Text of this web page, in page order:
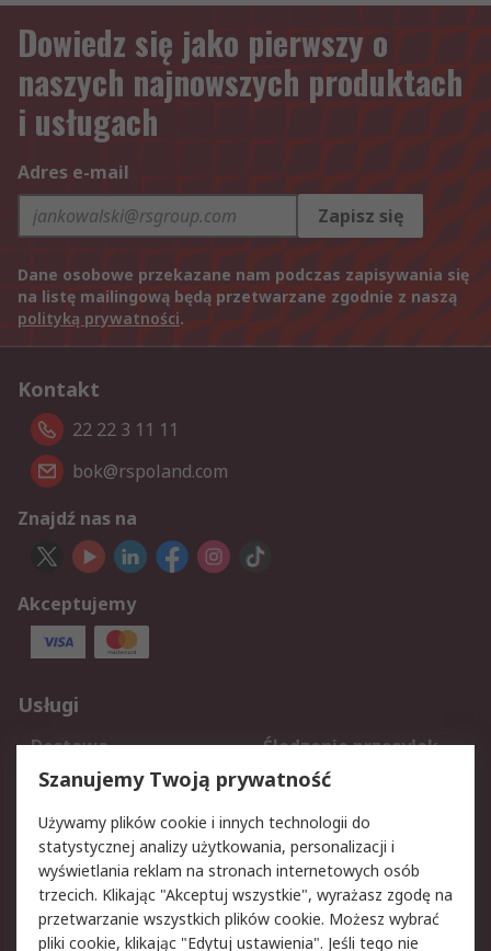
Dowiedz się jako pierwszy o
naszych najnowszych produktach
i usługach
Adres e-mail
Zapisz się
Dane osobowe przekazane nam podczas zapisywania się
na listę mailingową będą przetwarzane zgodnie z naszą
polityką prywatności.
Kontakt
22 22 3 11 11
bok@rspoland.com
Znajdź nas na
Akceptujemy
Usługi
Dostawa
Śledzenie przesyłek
Reklamacje i zwroty
Rejestracja
Aspekty prawne
Bezpieczeństwo e-
maila
Polityka dotycząca
plików cookie
Szanujemy Twoją prywatność
Używamy plików cookie i innych technologii do
statystycznej analizy użytkowania, personalizacji i
wyświetlania reklam na stronach internetowych osób
trzecich. Klikając "Akceptuj wszystkie", wyrażasz zgodę na
przetwarzanie wszystkich plików cookie. Możesz wybrać
pliki cookie, klikając "Edytuj ustawienia". Jeśli tego nie